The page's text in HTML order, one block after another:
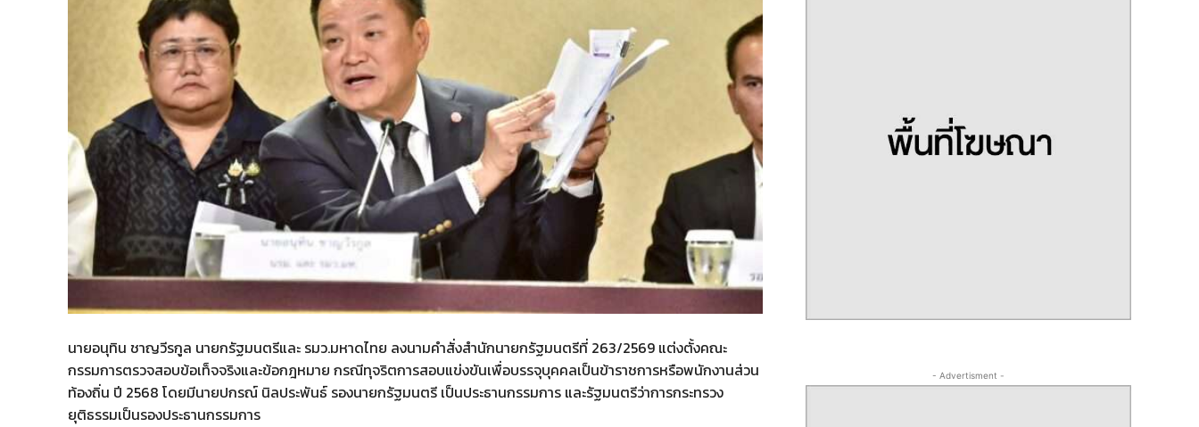
นายอนุทิน ชาญวีรกูล นายกรัฐมนตรีและ รมว.มหาดไทย ลงนามคำสั่งสำนักนายกรัฐมนตรีที่ 263/2569 แต่งตั้งคณะ
กรรมการตรวจสอบข้อเท็จจริงและข้อกฎหมาย กรณีทุจริตการสอบแข่งขันเพื่อบรรจุบุคคลเป็นข้าราชการหรือพนักงานส่วน
ท้องถิ่น ปี 2568 โดยมีนายปกรณ์ นิลประพันธ์ รองนายกรัฐมนตรี เป็นประธานกรรมการ และรัฐมนตรีว่าการกระทรวง
ยุติธรรมเป็นรองประธานกรรมการ
- Advertisment -